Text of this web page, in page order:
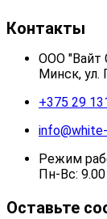
Контакты
ООО "Вайт
Минск, ул.
+375 29
Режим
Пн-Вс:
Оставьте